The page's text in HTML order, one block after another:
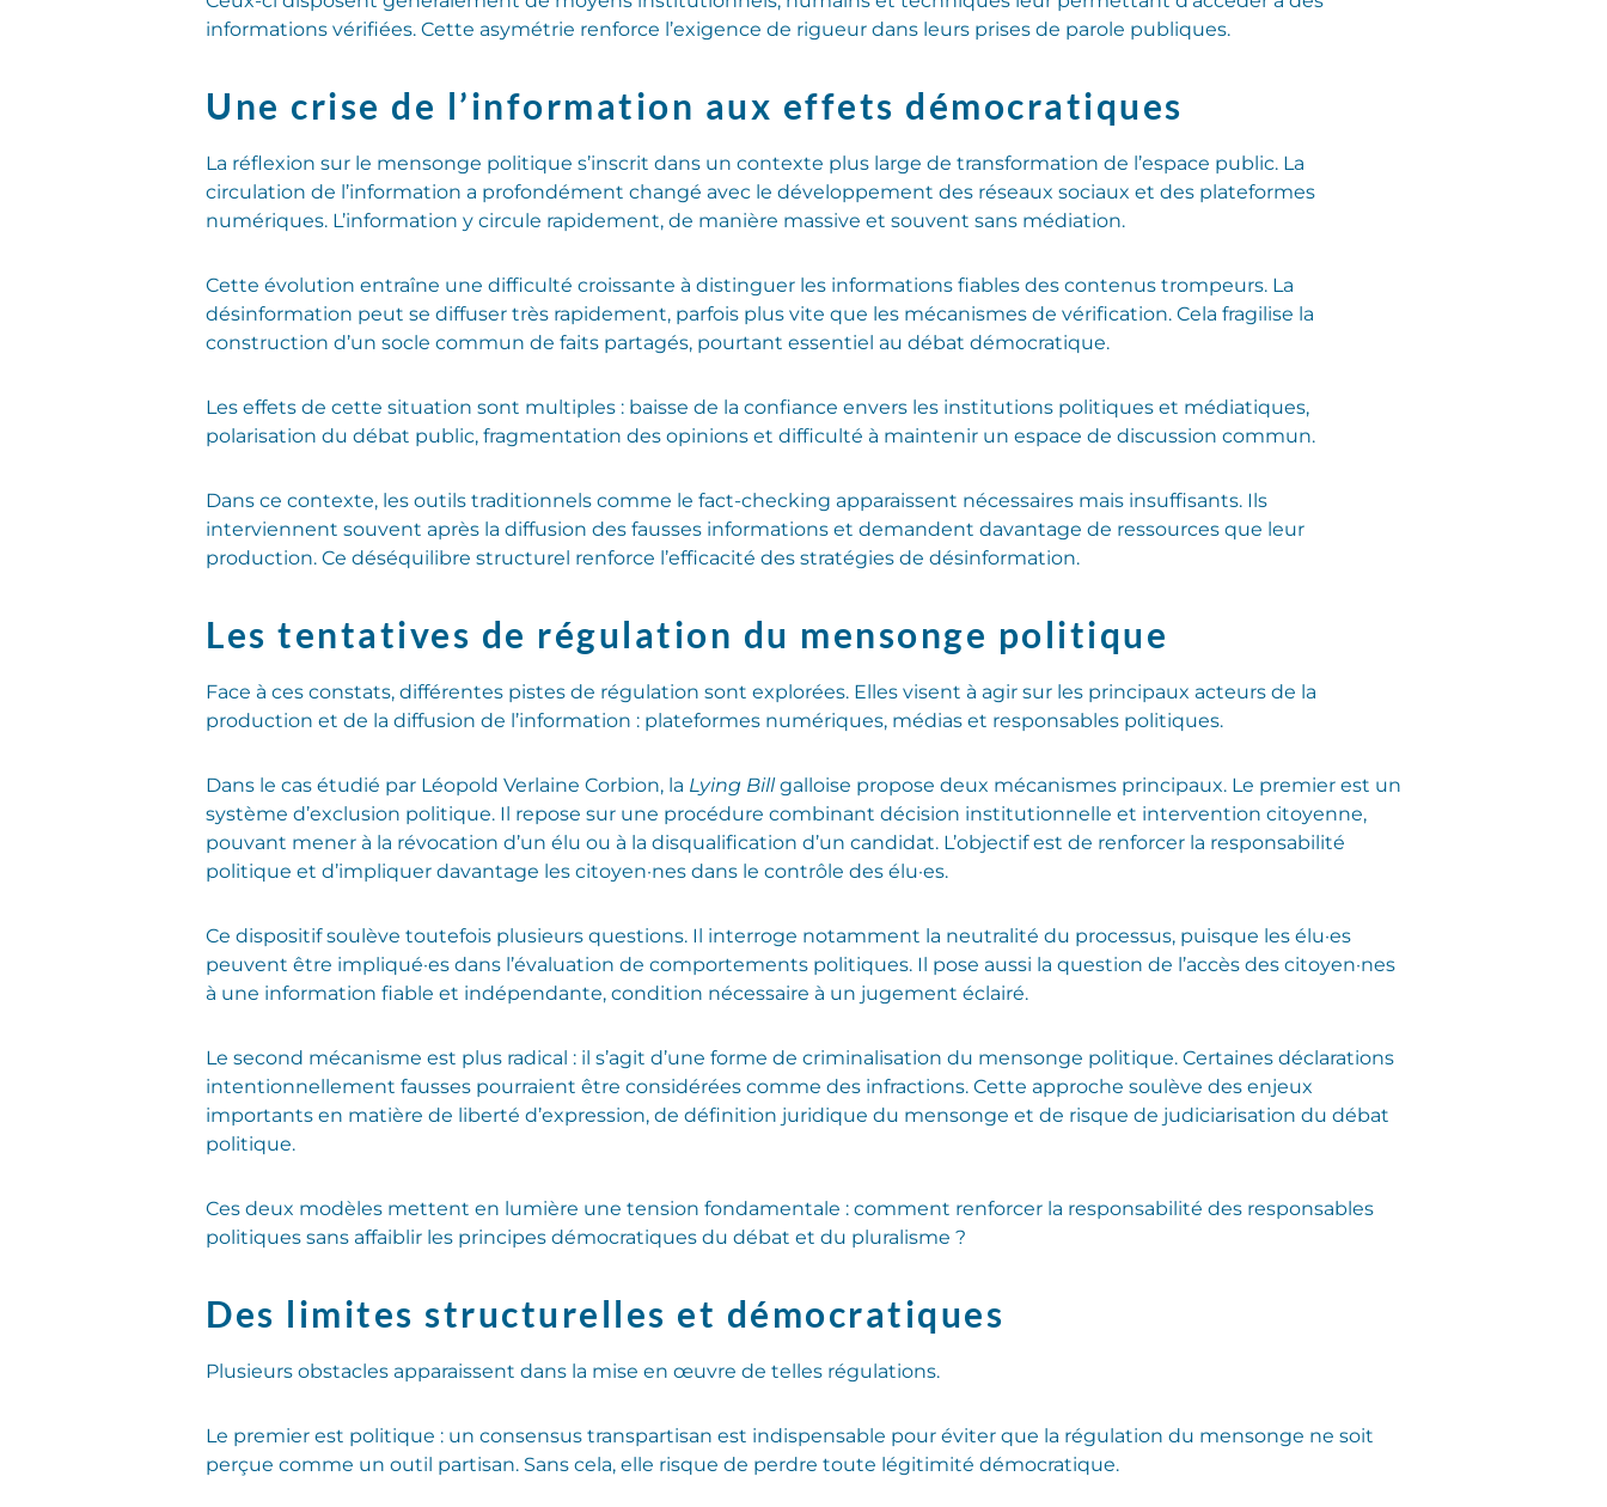
informations vérifiées. Cette asymétrie renforce l’exigence de rigueur dans leurs prises de parole publiques.
Une crise de l’information aux effets démocratiques
La réflexion sur le mensonge politique s’inscrit dans un contexte plus large de transformation de l’espace public. La
circulation de l’information a profondément changé avec le développement des réseaux sociaux et des plateformes
numériques. L’information y circule rapidement, de manière massive et souvent sans médiation.
Cette évolution entraîne une difficulté croissante à distinguer les informations fiables des contenus trompeurs. La
désinformation peut se diffuser très rapidement, parfois plus vite que les mécanismes de vérification. Cela fragilise la
construction d’un socle commun de faits partagés, pourtant essentiel au débat démocratique.
Les effets de cette situation sont multiples : baisse de la confiance envers les institutions politiques et médiatiques,
polarisation du débat public, fragmentation des opinions et difficulté à maintenir un espace de discussion commun.
Dans ce contexte, les outils traditionnels comme le fact-checking apparaissent nécessaires mais insuffisants. Ils
interviennent souvent après la diffusion des fausses informations et demandent davantage de ressources que leur
production. Ce déséquilibre structurel renforce l’efficacité des stratégies de désinformation.
Les tentatives de régulation du mensonge politique
Face à ces constats, différentes pistes de régulation sont explorées. Elles visent à agir sur les principaux acteurs de la
production et de la diffusion de l’information : plateformes numériques, médias et responsables politiques.
Dans le cas étudié par Léopold Verlaine Corbion, la Lying Billgalloise propose deux mécanismes principaux. Le premier est un
système d’exclusion politique. Il repose sur une procédure combinant décision institutionnelle et intervention citoyenne,
pouvant mener à la révocation d’un élu ou à la disqualification d’un candidat. L’objectif est de renforcer la responsabilité
politique et d’impliquer davantage les citoyen·nes dans le contrôle des élu·es.
Ce dispositif soulève toutefois plusieurs questions. Il interroge notamment la neutralité du processus, puisque les élu·es
peuvent être impliqué·es dans l’évaluation de comportements politiques. Il pose aussi la question de l’accès des citoyen·nes
à une information fiable et indépendante, condition nécessaire à un jugement éclairé.
Le second mécanisme est plus radical : il s’agit d’une forme de criminalisation du mensonge politique. Certaines déclarations
intentionnellement fausses pourraient être considérées comme des infractions. Cette approche soulève des enjeux
importants en matière de liberté d’expression, de définition juridique du mensonge et de risque de judiciarisation du débat
politique.
Ces deux modèles mettent en lumière une tension fondamentale : comment renforcer la responsabilité des responsables
politiques sans affaiblir les principes démocratiques du débat et du pluralisme ?
Des limites structurelles et démocratiques
Plusieurs obstacles apparaissent dans la mise en œuvre de telles régulations.
Le premier est politique : un consensus transpartisan est indispensable pour éviter que la régulation du mensonge ne soit
perçue comme un outil partisan. Sans cela, elle risque de perdre toute légitimité démocratique.